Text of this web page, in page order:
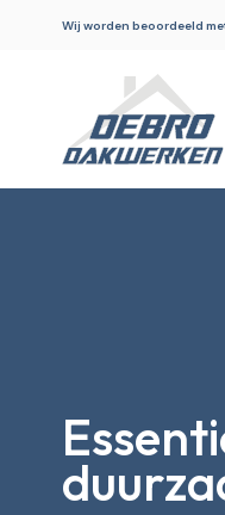
Wij worden beoordeeld